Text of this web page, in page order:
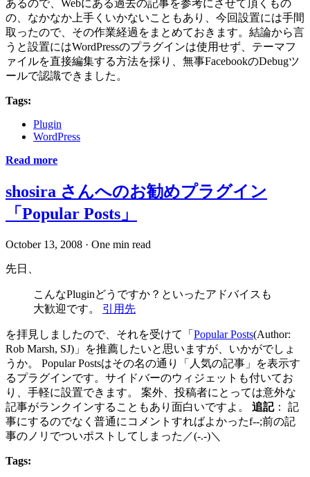
あるので、Webにある過去の記事を参考にさせて頂くもの
の、なかなか上手くいかないこともあり、今回設置には手間
取ったので、その作業経過をまとめておきます。結論から言
うと設置にはWordPressのプラグインは使用せず、テーマフ
ァイルを直接編集する方法を採り、無事FacebookのDebugツ
ールで認識できました。
Tags:
Plugin
WordPress
Read more
shosira さんへのお勧めプラグイン
「Popular Posts」
October 13, 2008 · One min read
先日、
こんなPluginどうですか？といったアドバイスも
大歓迎です。 引用先
を拝見しましたので、それを受けて「 Popular Posts(Author:
Rob Marsh, SJ)」を推薦したいと思いますが、いかがでしょ
うか。 Popular Postsはその名の通り「人気の記事」を表示す
るプラグインです。サイドバーのウィジェットも付いてお
り、手軽に設置できます。 案外、投稿者にとっては意外な
記事がランクインすることもあり面白いですよ。 追記： 記
事にするのでなく普通にコメントすればよかったf--;前の記
事のノリでついポストしてしまった／(-.-)＼
Tags: